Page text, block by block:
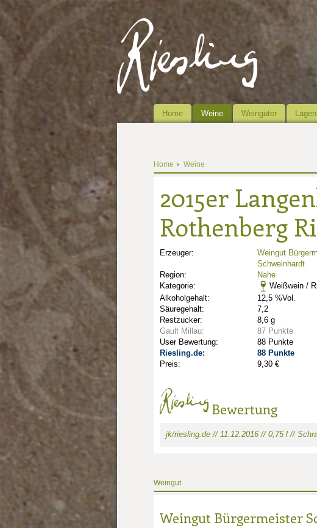
Home Weine Weingüter Lagen
Home Weine
2015er
Rothenberg
Erzeuger:
Weingut
Schweinhardt
Region:
Nahe
Kategorie:
Weißwein /
Alkoholgehalt:
12,5 %Vol.
Säuregehalt:
7,2
Restzucker:
8,6 g
Gault Millau:
87 Punkte
User Bewertung:
88 Punkte
Riesling.de:
88 Punkte
Preis:
9,30 €
Bewertung
jk/riesling.de // 11.12.2016 // 0,75 l //
Weingut
Weingut Bürgermeister
1.5
2
Punkte: 2